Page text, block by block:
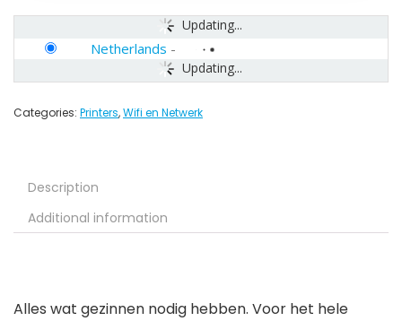
Updating...
Updating...
Netherlands -
Categories: Printers,Wifi en Netwerk
Description
Additional information
Alles wat gezinnen nodig hebben. Voor het hele